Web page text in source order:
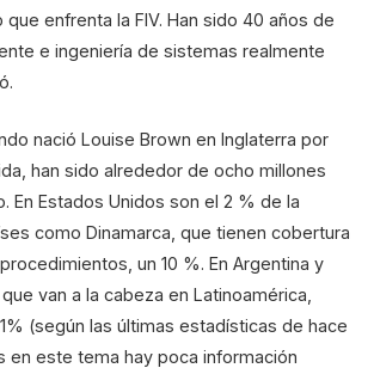
enfrenta la FIV. Han sido 40 años de
e ingeniería de sistemas realmente
nació Louise Brown en Inglaterra por
han sido alrededor de ocho millones
En Estados Unidos son el 2 % de la
como Dinamarca, que tienen cobertura
un 10 %. En Argentina y
van a la cabeza en Latinoamérica,
(según las últimas estadísticas de hace
en este tema hay poca información